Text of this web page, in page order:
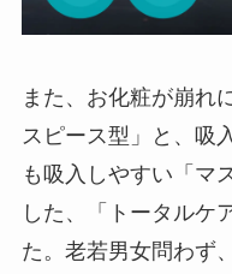
また、お化粧が崩れ
スピース型」と、吸
も吸入しやすい「マ
した、「トータルケ
た。老若男女問わず